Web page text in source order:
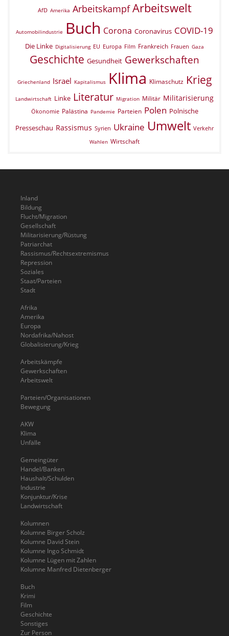
AfD Amerika Arbeitskampf Arbeitswelt
Automobilindustrie Buch Corona Coronavirus COVID-19
Die Linke Digitalisierung EU Europa Film Frankreich Frauen Gaza
Geschichte Gesundheit Gewerkschaften
Griechenland Israel Kapitalismus Klima Klimaschutz Krieg
Landwirtschaft Linke Literatur Migration Militär Militarisierung
Ökonomie Palästina Pandemie Parteien Polen Polnische
Presseschau Rassismus Syrien Ukraine Umwelt Verkehr
Wahlen Wirtschaft
Inland
Bildung
Flucht/Migration
Gesellschaft
Militarisierung/Rüstung
Patriarchat
Rassismus/Rechtsextremismus
Repression
Soziales
Staat/Parteien
Stadt
Afrika
Amerika
Europa
Nordafrika/Nahost
Globalisierung/Krieg
Arbeitskämpfe
Gewerkschaften
Arbeitswelt
Parteien/Organisationen
Bewegung
AKW
Klima
Unfälle
Gemeingüter
Handel/Banken
Haushalt/Schulden
Industrie
Konjunktur/Krise
Landwirtschaft
Kolumnen
Kolumne Birger Scholz
Kolumne David Stein
Kolumne Ingo Schmidt
Kolumne Lügen mit Zahlen
Kolumne Manfred Dietenberger
Buch
Krimi
Film
Geschichte
Sonstiges
Zur Person